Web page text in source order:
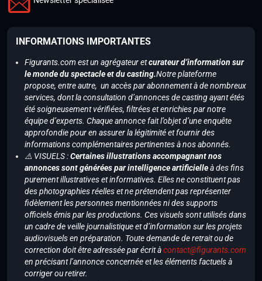
INFORMATIONS IMPORTANTES
Figurants.com est un agrégateur etcurateur d’information sur
le monde du spectacle et du casting.Notre plateforme
propose, entre autre, un accès par abonnement à de nombreux
services, dont la consultation d’annonces de casting ayant étés
été soigneusement vérifiées, filtrées et enrichies par notre
équipe d’experts. Chaque annonce fait l’objet d’une enquête
approfondie pour en assurer la légitimité et fournir des
informations complémentaires pertinentes à nos abonnés.
⚠️ VISUELS :Certaines illustrations accompagnant nos
annonces sont générées par intelligence artificielleà des fins
purement illustratives et informatives. Elles ne constituent pas
des photographies réelles et ne prétendent pas représenter
fidèlement les personnes mentionnées ni des supports
officiels émis par les productions. Ces visuels sont utilisés dans
un cadre de veille journalistique et d’information sur les projets
audiovisuels en préparation. Toute demande de retrait ou de
correction doit être adressée par écrit àcontact@figurants.com
en précisant l’annonce concernée et les éléments factuels à
corriger ou retirer.